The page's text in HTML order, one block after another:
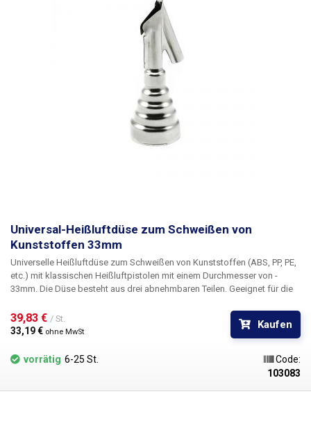
Universal-Heißluftdüse zum Schweißen von
Kunststoffen 33mm
Universelle Heißluftdüse zum Schweißen von Kunststoffen (ABS, PP, PE,
etc.) mit klassischen Heißluftpistolen mit einem Durchmesser von -
33mm. Die Düse besteht aus drei abnehmbaren Teilen. Geeignet für die
Gartenmöbel, Fässer usw.
39,83 € / St.
33,19 € ohne MwSt
Kaufen
vorrätig 6-25 St.
Code:
103083